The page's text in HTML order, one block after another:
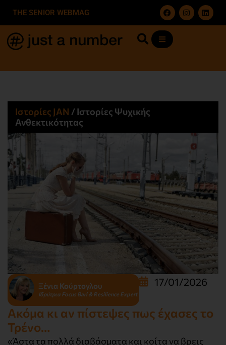
THE SENIOR WEBMAG
Ιστορίες JΑΝ /Ιστορίες Ψυχικής
Ανθεκτικότητας
Ξένια Κούρτογλου
Ιδρύτρια Focus Bari & Resilience Expert
17/01/2026
Ακόμα κι αν πίστεψες πως έχασες το
Τρένο…
«Άστα τα πολλά διαβάσματα και κοίτα να βρεις